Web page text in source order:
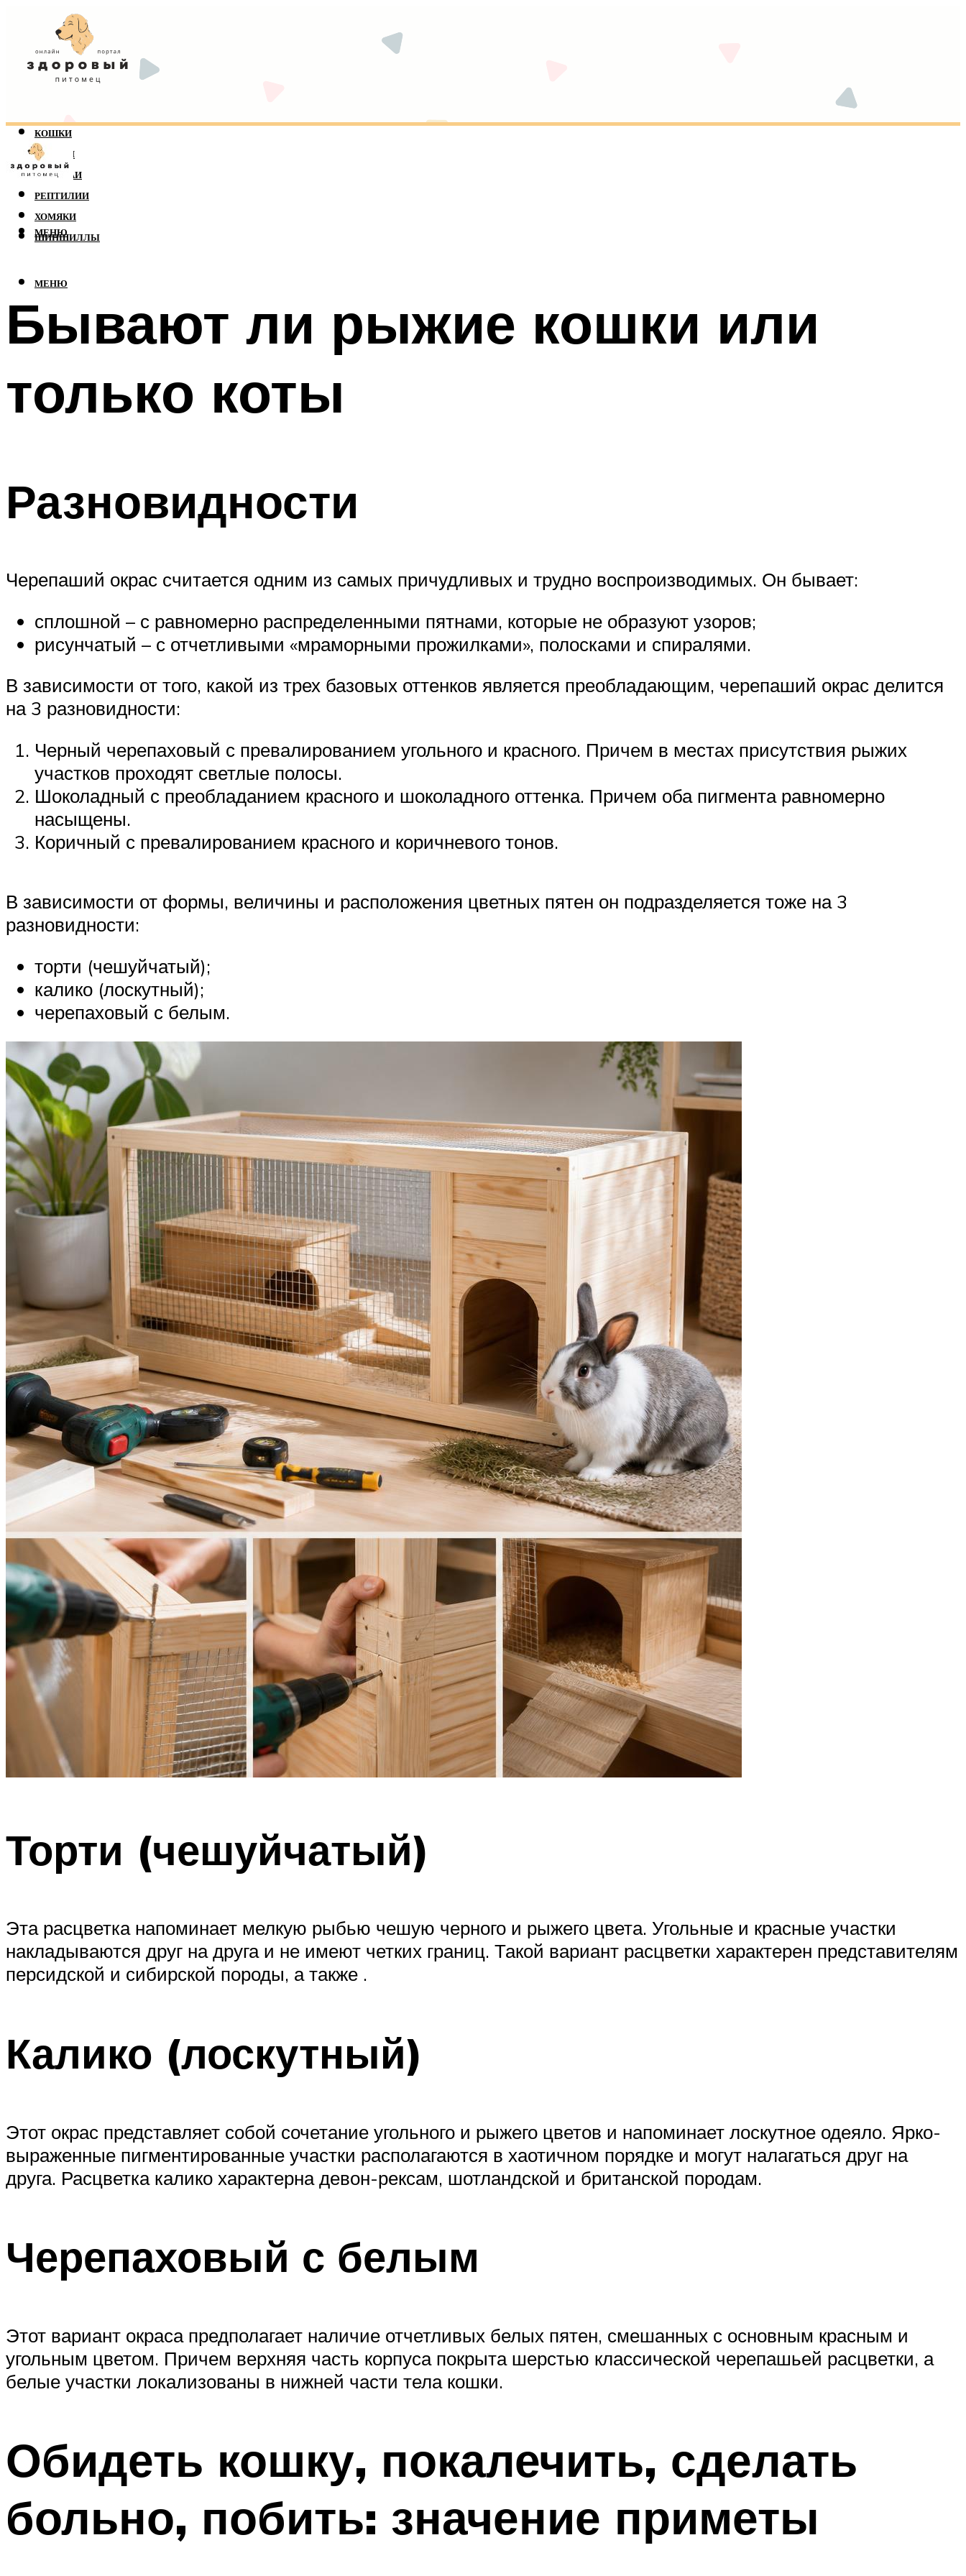
КОШКИ
СОБАКИ
ПОПУГАИ
РЕПТИЛИИ
ХОМЯКИ
ШИНШИЛЛЫ
МЕНЮ
МЕНЮ
Бывают ли рыжие кошки или
только коты
Разновидности
Черепаший окрас считается одним из самых причудливых и трудно воспроизводимых. Он бывает:
сплошной – с равномерно распределенными пятнами, которые не образуют узоров;
рисунчатый – с отчетливыми «мраморными прожилками», полосками и спиралями.
В зависимости от того, какой из трех базовых оттенков является преобладающим, черепаший окрас делится
на 3 разновидности:
Черный черепаховый с превалированием угольного и красного. Причем в местах присутствия рыжих
участков проходят светлые полосы.
Шоколадный с преобладанием красного и шоколадного оттенка. Причем оба пигмента равномерно
насыщены.
Коричный с превалированием красного и коричневого тонов.
В зависимости от формы, величины и расположения цветных пятен он подразделяется тоже на 3
разновидности:
торти (чешуйчатый);
калико (лоскутный);
черепаховый с белым.
Торти (чешуйчатый)
Эта расцветка напоминает мелкую рыбью чешую черного и рыжего цвета. Угольные и красные участки
накладываются друг на друга и не имеют четких границ. Такой вариант расцветки характерен представителям
персидской и сибирской породы, а также .
Калико (лоскутный)
Этот окрас представляет собой сочетание угольного и рыжего цветов и напоминает лоскутное одеяло. Ярко-
выраженные пигментированные участки располагаются в хаотичном порядке и могут налагаться друг на
друга. Расцветка калико характерна девон-рексам, шотландской и британской породам.
Черепаховый с белым
Этот вариант окраса предполагает наличие отчетливых белых пятен, смешанных с основным красным и
угольным цветом. Причем верхняя часть корпуса покрыта шерстью классической черепашьей расцветки, а
белые участки локализованы в нижней части тела кошки.
Обидеть кошку, покалечить, сделать
больно, побить: значение приметы